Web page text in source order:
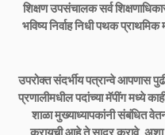
शिक्षण उपसंचालक सर्व
भविष्य निर्वाह निधी पथक प्राथमिक
उपरोक्त संदर्भीय पत्रान्वे आपणास
प्रणालीमधील पदांच्या मॅपींग मध्ये
शाळा मुख्याध्यापकांनी संबंधित